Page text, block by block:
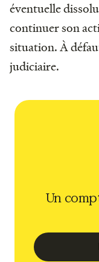
éventuelle
continuer son
situation. À
judiciaire.
Un